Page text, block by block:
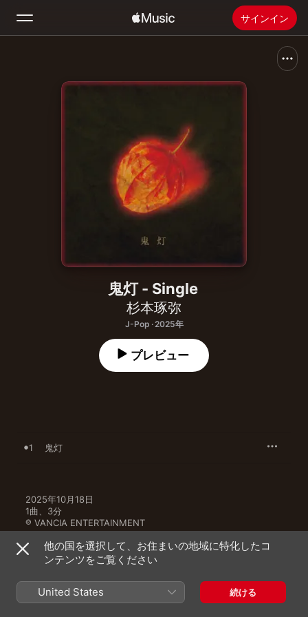
サインイン
Apple Musicをインストール
鬼灯 - Single
杉本琢弥
J-Pop · 2025年
プレビュー
1 鬼灯
2025年10月18日
1曲、3分
℗ VANCIA ENTERTAINMENT
杉本琢弥のその他の作品
他の国を選択して、お住まいの地域に特化したコ
ンテンツをご覧ください
United States 続ける